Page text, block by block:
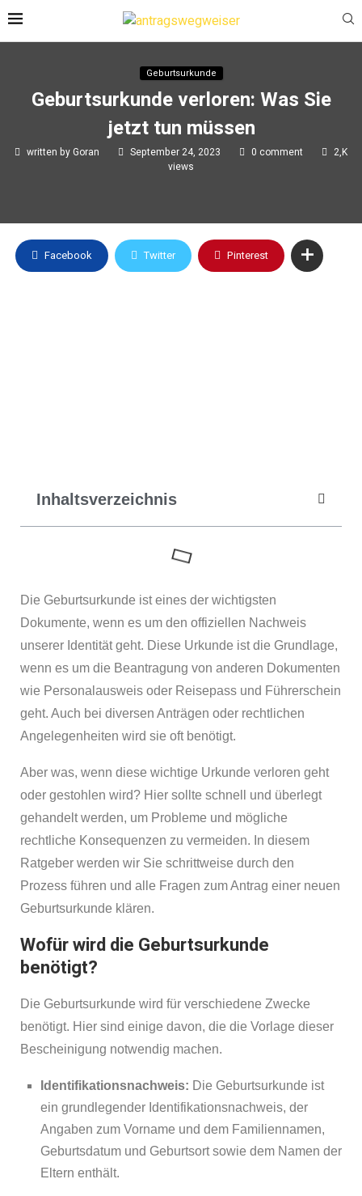
Geburtsurkunde
Geburtsurkunde verloren: Was Sie
jetzt tun müssen
written byGoran September 24, 2023 0 comment
2,K
views
Facebook Twitter Pinterest
Inhaltsverzeichnis
Die Geburtsurkunde ist eines der wichtigsten
Dokumente, wenn es um den offiziellen Nachweis
unserer Identität geht. Diese Urkunde ist die Grundlage,
wenn es um die Beantragung von anderen Dokumenten
wie Personalausweis oder Reisepass und Führerschein
geht. Auch bei diversen Anträgen oder rechtlichen
Angelegenheiten wird sie oft benötigt.
Aber was, wenn diese wichtige Urkunde verloren geht
oder gestohlen wird? Hier sollte schnell und überlegt
gehandelt werden, um Probleme und mögliche
rechtliche Konsequenzen zu vermeiden. In diesem
Ratgeber werden wir Sie schrittweise durch den
Prozess führen und alle Fragen zum Antrag einer neuen
Geburtsurkunde klären.
Wofür wird die Geburtsurkunde
benötigt?
Die Geburtsurkunde wird für verschiedene Zwecke
benötigt. Hier sind einige davon, die die Vorlage dieser
Bescheinigung notwendig machen.
Identifikationsnachweis: Die Geburtsurkunde ist
ein grundlegender Identifikationsnachweis, der
Angaben zum Vorname und dem Familiennamen,
Geburtsdatum und Geburtsort sowie dem Namen der
Eltern enthält.